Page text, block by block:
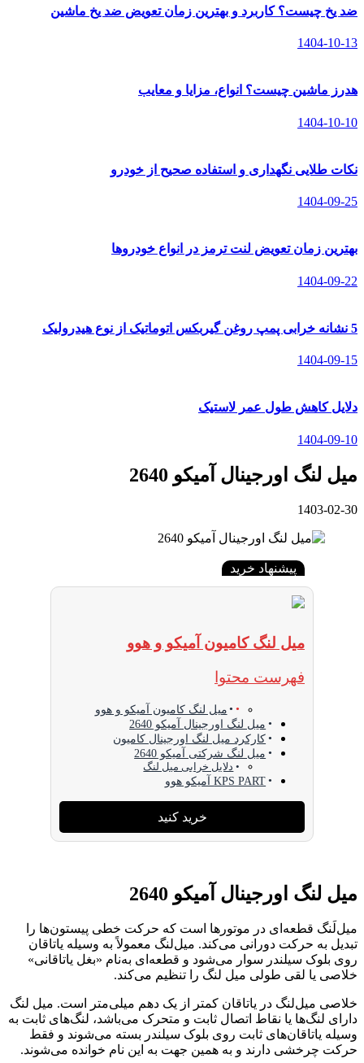
ضد یخ چیست؟ کاربرد و بهترین زمان تعویض ضد یخ ماشین
1404-10-13
هدرز ماشین چیست؟ انواع، مزایا و معایب
1404-10-10
نکات طلایی نگهداری و استفاده صحیح از خودرو
1404-09-25
بهترین زمان تعویض لنت ترمز در انواع خودروها
1404-09-22
5 نشانه خرابی پمپ روغن گیربکس اتوماتیک از نوع هیدرولیک
1404-09-15
دلایل کاهش طول عمر لاستیک
1404-09-10
میل لنگ اورجینال آمیکو 2640
1403-02-30
پیشنهاد خرید
میل لنگ کامیون آمیکو و هوو
فهرست محتوا
میل لنگ کامیون آمیکو و هوو
میل لنگ اورجینال آمیکو 2640
کارکرد میل لنگ اورجینال کامیون
میل لنگ شرکتی آمیکو 2640
دلایل خرابی میل لنگ
KPS PART آمیکو هوو
خرید کنید
میل لنگ اورجینال آمیکو 2640
میل‌لَنگ قطعه‌ای در موتورها است که حرکت خطی پیستون‌ها را
تبدیل به حرکت دورانی می‌کند. میل‌لنگ معمولاً به وسیله یاتاقان
روی بلوک سیلندر سوار می‌شود و قطعه‌ای به‌نام «بغل یاتاقانی»
خلاصی یا لقی طولی میل لنگ را تنظیم می‌کند.
خلاصی میل‌لنگ در یاتاقان کمتر از یک دهم میلی‌متر است. میل لنگ
دارای لنگ‌ها یا نقاط اتصال ثابت و متحرک می‌باشد، لنگ‌های ثابت به
وسیله یاتاقان‌های ثابت روی بلوک سیلندر بسته می‌شوند و فقط
حرکت چرخشی دارند و به همین جهت به این نام خوانده می‌شوند.